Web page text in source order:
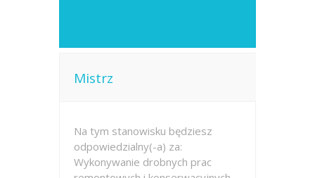
Mistrz
Na tym stanowisku będziesz
odpowiedzialny(-a) za:
Wykonywanie drobnych prac